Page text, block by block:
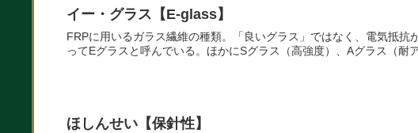
イー・グラス【E-glass】
FRPに用いるガラス繊維の種類。「良いグラス」ではなく、電気抵抗
ってEグラスと呼んでいる。ほかにSグラス（高強度）、Aグラス（耐
ほしんせい【保針性】